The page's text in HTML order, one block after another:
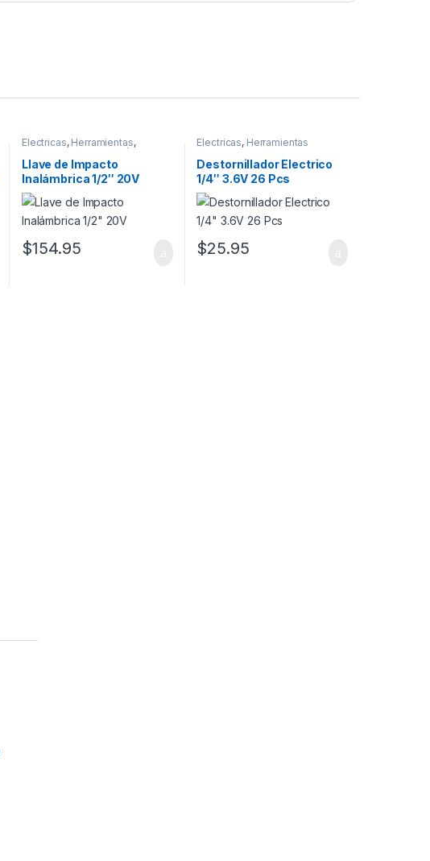
Electricas, Herramientas,
Por Profesión
Llave de Impacto
Inalámbrica 1/2″ 20V
$154.95
Electricas, Herramientas
Destornillador Electrico
1/4″ 3.6V 26 Pcs
$25.95